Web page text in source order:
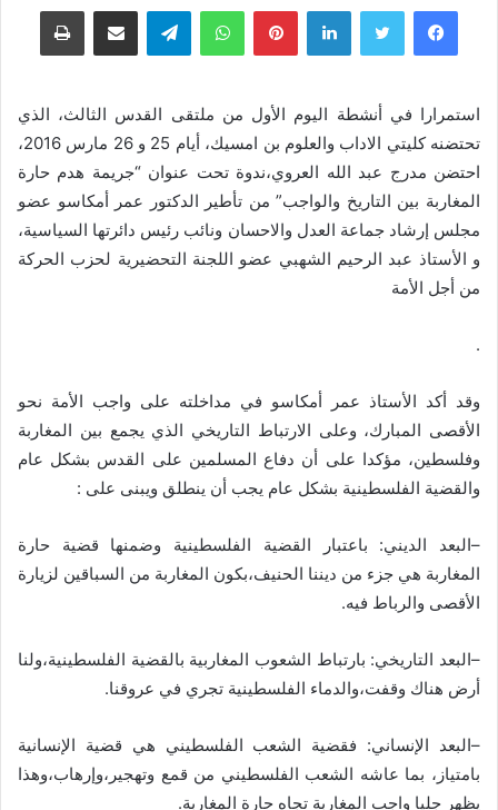
فيسبوك تويتر لينكدإن بينتيريستواتساب تيلقرام مشاركة عبر البريد طباعة
استمرارا في أنشطة اليوم الأول من ملتقى القدس الثالث، الذي
تحتضنه كليتي الاداب والعلوم بن امسيك، أيام 25 و 26 مارس 2016،
احتضن مدرج عبد الله العروي،ندوة تحت عنوان “جريمة هدم حارة
المغاربة بين التاريخ والواجب” من تأطير الدكتور عمر أمكاسو عضو
مجلس إرشاد جماعة العدل والاحسان ونائب رئيس دائرتها السياسية،
و الأستاذ عبد الرحيم الشهبي عضو اللجنة التحضيرية لحزب الحركة
من أجل الأمة
.
وقد أكد الأستاذ عمر أمكاسو في مداخلته على واجب الأمة نحو
الأقصى المبارك، وعلى الارتباط التاريخي الذي يجمع بين المغاربة
وفلسطين، مؤكدا على أن دفاع المسلمين على القدس بشكل عام
والقضية الفلسطينية بشكل عام يجب أن ينطلق ويبنى على :
–البعد الديني: باعتبار القضية الفلسطينية وضمنها قضية حارة
المغاربة هي جزء من ديننا الحنيف،بكون المغاربة من السباقين لزيارة
الأقصى والرباط فيه.
–البعد التاريخي: بارتباط الشعوب المغاربية بالقضية الفلسطينية،ولنا
أرض هناك وقفت،والدماء الفلسطينية تجري في عروقنا.
–البعد الإنساني: فقضية الشعب الفلسطيني هي قضية الإنسانية
بامتياز، بما عاشه الشعب الفلسطيني من قمع وتهجير،وإرهاب،وهذا
يظهر جليا واجب المغاربة تجاه حارة المغاربة.